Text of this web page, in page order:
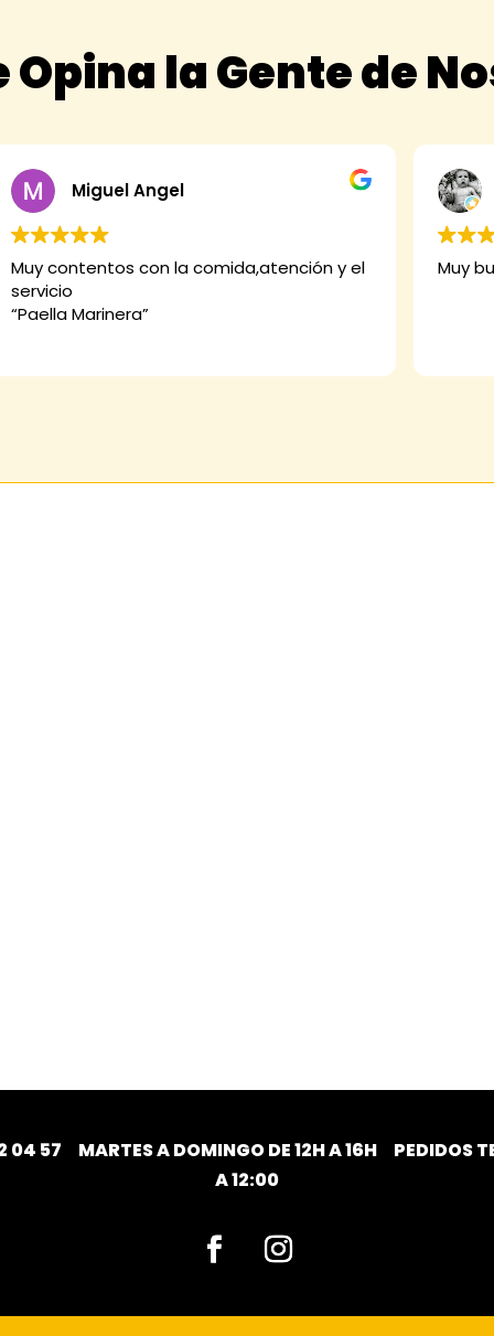
Opina la Gente de
Miguel Angel
Muy contentos con la comida,atención y el
servicio
“Paella Marinera”
Muy
04 57 MARTES A DOMINGO DE 12H A 16H PEDIDOS
A 12:00